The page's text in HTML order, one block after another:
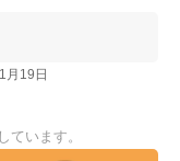
月19日
ています。